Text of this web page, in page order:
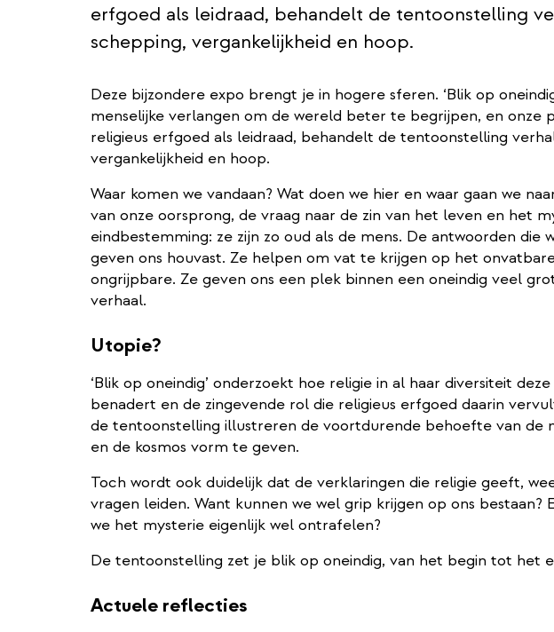
erfgoed als leidraad, behandelt de tentoonstelling
schepping, vergankelijkheid en hoop.
Deze bijzondere expo brengt je in hogere sferen. ‘Blik op
menselijke verlangen om de wereld beter te begrijpen, en onze
religieus erfgoed als leidraad, behandelt de tentoonstelling
vergankelijkheid en hoop.
Waar komen we vandaan? Wat doen we hier en waar gaan we
van onze oorsprong, de vraag naar de zin van het leven en het
eindbestemming: ze zijn zo oud als de mens. De antwoorden die
geven ons houvast. Ze helpen om vat te krijgen op het
ongrijpbare. Ze geven ons een plek binnen een oneindig veel
verhaal.
Utopie?
‘Blik op oneindig’ onderzoekt hoe religie in al haar diversiteit
benadert en de zingevende rol die religieus erfgoed daarin
de tentoonstelling illustreren de voortdurende behoefte van de
en de kosmos vorm te geven.
Toch wordt ook duidelijk dat de verklaringen die religie geeft,
vragen leiden. Want kunnen we wel grip krijgen op ons bestaan?
we het mysterie eigenlijk wel ontrafelen?
De tentoonstelling zet je blik op oneindig, van het begin tot het
Actuele reflecties